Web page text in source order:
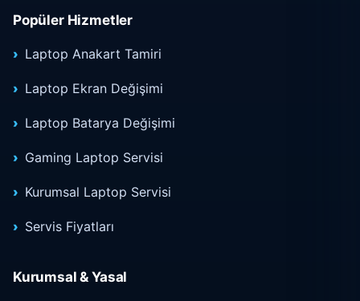
Popüler Hizmetler
Laptop Anakart Tamiri
Laptop Ekran Değişimi
Laptop Batarya Değişimi
Gaming Laptop Servisi
Kurumsal Laptop Servisi
Servis Fiyatları
Kurumsal & Yasal